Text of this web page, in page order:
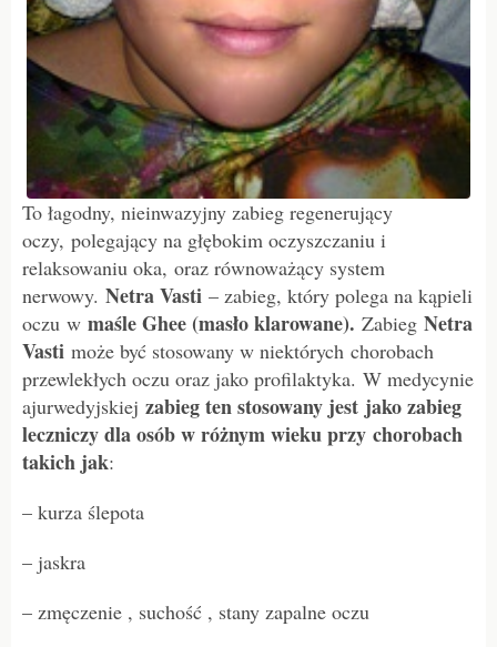
To łagodny, nieinwazyjny zabieg regenerujący
oczy, polegający na głębokim oczyszczaniu i
relaksowaniu oka, oraz równoważący system
nerwowy. Netra Vasti – zabieg, który polega na kąpieli
oczu w maśle Ghee (masło klarowane). Zabieg Netra
Vasti może być stosowany w niektórych chorobach
przewlekłych oczu oraz jako profilaktyka. W medycynie
ajurwedyjskiej zabieg ten stosowany jest jako zabieg
leczniczy dla osób w różnym wieku przy chorobach
takich jak:
– kurza ślepota
– jaskra
– zmęczenie , suchość , stany zapalne oczu